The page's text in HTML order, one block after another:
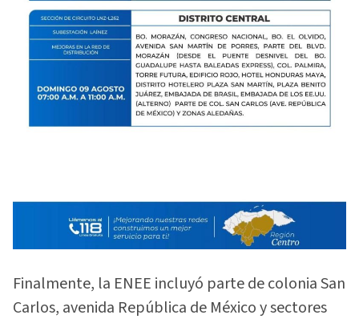
Finalmente, la ENEE incluyó parte de colonia San
Carlos, avenida República de México y sectores